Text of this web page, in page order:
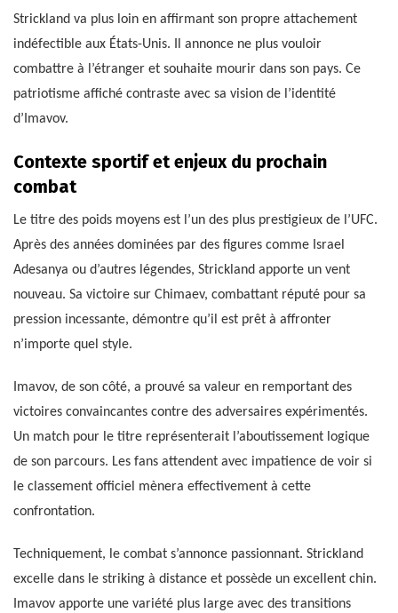
Strickland va plus loin en affirmant son propre attachement
indéfectible aux États-Unis. Il annonce ne plus vouloir
combattre à l’étranger et souhaite mourir dans son pays. Ce
patriotisme affiché contraste avec sa vision de l’identité
d’Imavov.
Contexte sportif et enjeux du prochain
combat
Le titre des poids moyens est l’un des plus prestigieux de l’UFC.
Après des années dominées par des figures comme Israel
Adesanya ou d’autres légendes, Strickland apporte un vent
nouveau. Sa victoire sur Chimaev, combattant réputé pour sa
pression incessante, démontre qu’il est prêt à affronter
n’importe quel style.
Imavov, de son côté, a prouvé sa valeur en remportant des
victoires convaincantes contre des adversaires expérimentés.
Un match pour le titre représenterait l’aboutissement logique
de son parcours. Les fans attendent avec impatience de voir si
le classement officiel mènera effectivement à cette
confrontation.
Techniquement, le combat s’annonce passionnant. Strickland
excelle dans le striking à distance et possède un excellent chin.
Imavov apporte une variété plus large avec des transitions